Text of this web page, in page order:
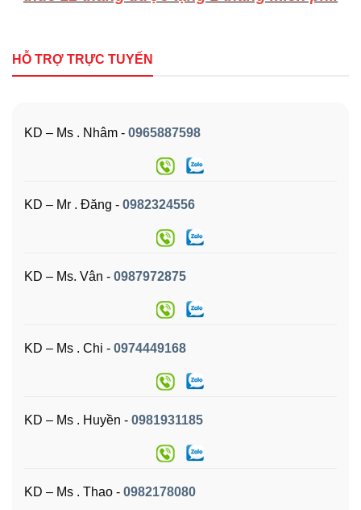
HỖ TRỢ TRỰC TUYẾN
KD – Ms . Nhâm - 0965887598
KD – Mr . Đăng - 0982324556
KD – Ms. Vân - 0987972875
KD – Ms . Chi - 0974449168
KD – Ms . Huyền - 0981931185
KD – Ms . Thao - 0982178080